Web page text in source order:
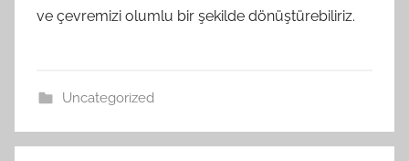
ve çevremizi olumlu bir şekilde dönüştürebiliriz.
Uncategorized